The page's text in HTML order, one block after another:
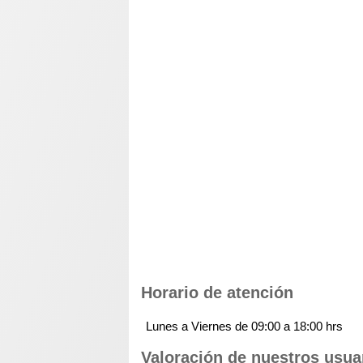
Horario de atención
Lunes a Viernes de 09:00 a 18:00 hrs
Valoración de nuestros